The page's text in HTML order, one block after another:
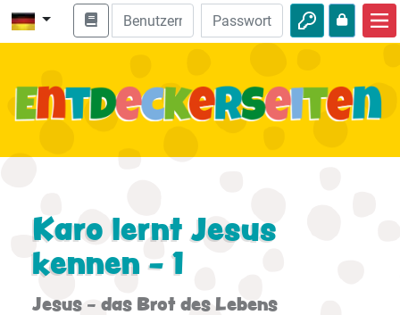
Bibel entdecken
Natur
Abenteuer
Karo lernt Jesus
kennen - 1
Jesus - das Brot des Lebens